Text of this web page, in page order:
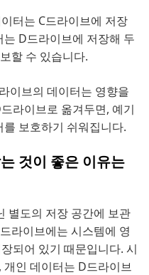
터는 C드라이브에 저장
D드라이브에 저장해 두
할 수 있습니다.
이브의 데이터는 영향을
라이브로 옮겨두면, 예기
보호하기 쉬워집니다.
것이 좋은 이유는
별도의 저장 공간에 보관
라이브에는 시스템에 영
되어 있기 때문입니다. 시
인 데이터는 D드라이브